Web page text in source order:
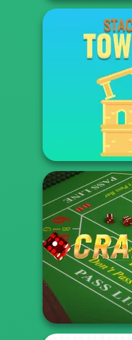
Roulette
Stack